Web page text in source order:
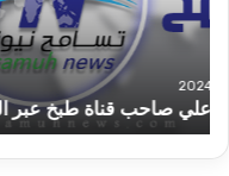
شرق
دارفور
موسم
الحصاد
2022-12-08
قوات الدعم السريع
الحصاد